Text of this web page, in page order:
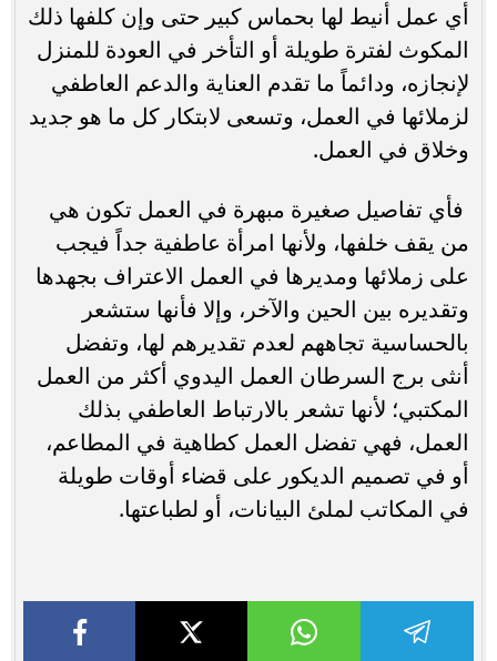
أي عمل أنيط لها بحماس كبير حتى وإن كلفها ذلك
المكوث لفترة طويلة أو التأخر في العودة للمنزل
لإنجازه، ودائماً ما تقدم العناية والدعم العاطفي
لزملائها في العمل، وتسعى لابتكار كل ما هو جديد
وخلاق في العمل.
فأي تفاصيل صغيرة مبهرة في العمل تكون هي
من يقف خلفها، ولأنها امرأة عاطفية جداً فيجب
على زملائها ومديرها في العمل الاعتراف بجهدها
وتقديره بين الحين والآخر، وإلا فأنها ستشعر
بالحساسية تجاههم لعدم تقديرهم لها، وتفضل
أنثى برج السرطان العمل اليدوي أكثر من العمل
المكتبي؛ لأنها تشعر بالارتباط العاطفي بذلك
العمل، فهي تفضل العمل كطاهية في المطاعم،
أو في تصميم الديكور على قضاء أوقات طويلة
في المكاتب لملئ البيانات، أو لطباعتها.